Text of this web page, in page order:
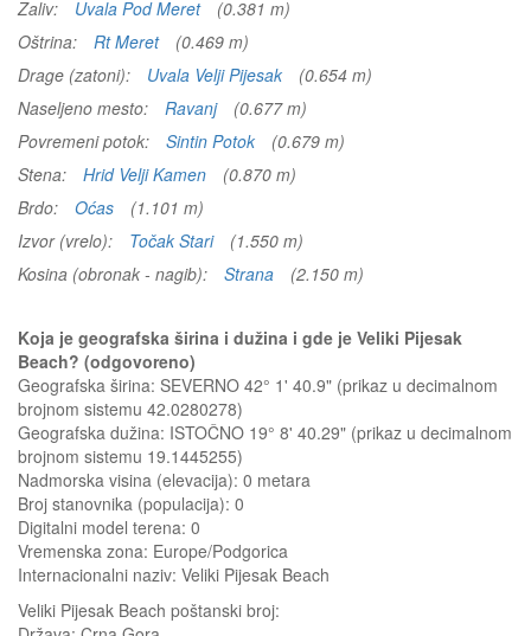
Zaliv:
Uvala Pod Meret
(0.381 m)
Oštrina:
Rt Meret
(0.469 m)
Drage (zatoni):
Uvala Velji Pijesak
(0.654 m)
Naseljeno mesto:
Ravanj
(0.677 m)
Povremeni potok:
Sintin Potok
(0.679 m)
Stena:
Hrid Velji Kamen
(0.870 m)
Brdo:
Oćas
(1.101 m)
Izvor (vrelo):
Točak Stari
(1.550 m)
Kosina (obronak - nagib):
Strana (2.150 m)
Koja je geografska širina i dužina i gde je Veliki Pijesak
Beach? (odgovoreno)
Geografska širina: SEVERNO 42° 1' 40.9" (prikaz u decimalnom
brojnom sistemu 42.0280278)
Geografska dužina: ISTOČNO 19° 8' 40.29" (prikaz u decimalnom
brojnom sistemu 19.1445255)
Nadmorska visina (elevacija): 0 metara
Broj stanovnika (populacija): 0
Digitalni model terena: 0
Vremenska zona: Europe/Podgorica
Internacionalni naziv: Veliki Pijesak Beach
Veliki Pijesak Beach poštanski broj: